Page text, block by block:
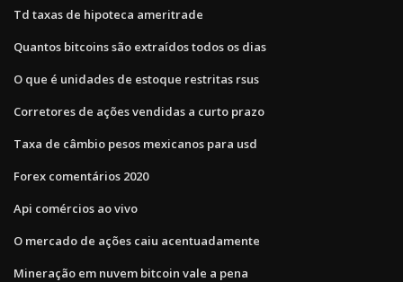
Td taxas de hipoteca ameritrade
Quantos bitcoins são extraídos todos os dias
O que é unidades de estoque restritas rsus
Corretores de ações vendidas a curto prazo
Taxa de câmbio pesos mexicanos para usd
Forex comentários 2020
Api comércios ao vivo
O mercado de ações caiu acentuadamente
Mineração em nuvem bitcoin vale a pena